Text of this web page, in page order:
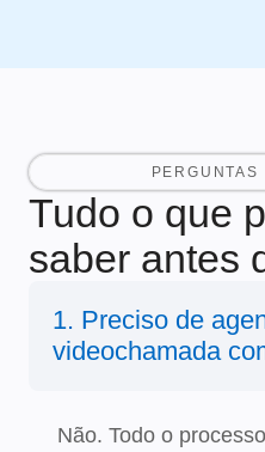
PERGUNTAS
Tudo o que
saber antes
1. Preciso de
videochamada
Não. Todo o